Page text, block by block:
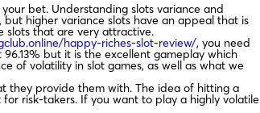
bet. Understanding slots variance and
higher variance slots have an appeal that is
slots that are very attractive.
happy-riches-slot-review/, you need
but it is the excellent gameplay which
of volatility in slot games, as well as what we
they provide them with. The idea of hitting a
risk-takers. If you want to play a highly volatile